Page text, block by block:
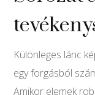
Különleges lánc
egy forgásból
Amikor elemek